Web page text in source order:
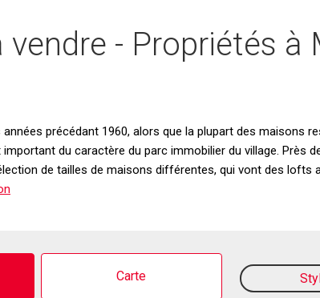
- Propriétés à
précédant 1960, alors que la plupart des maisons
du caractère du parc immobilier du village. Près
de tailles de maisons différentes, qui vont des
Carte